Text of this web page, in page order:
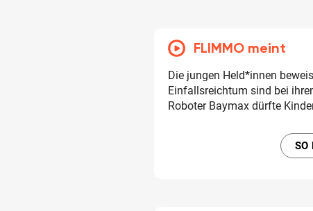
FLIMMO meint
Die jungen Held*innen
Einfallsreichtum sind bei
Roboter Baymax dürfte
SO